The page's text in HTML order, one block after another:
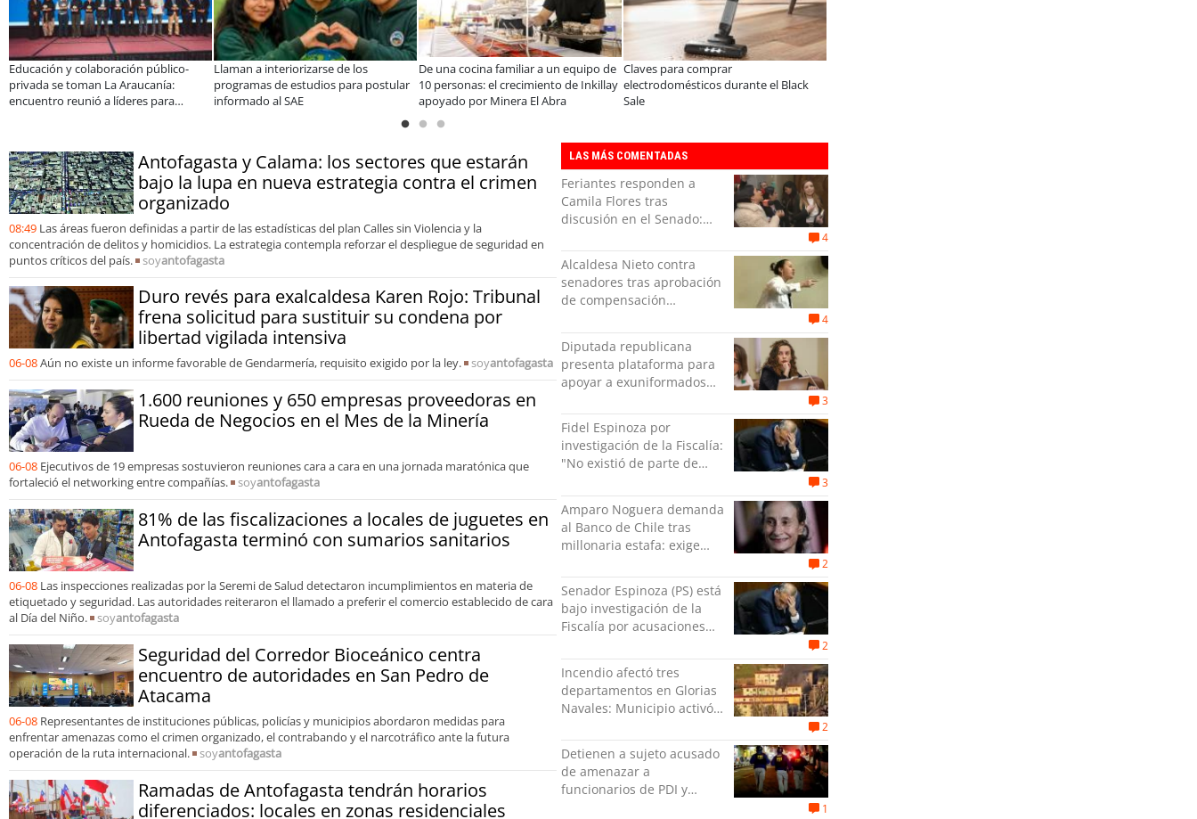
Educación y colaboración público-
privada se toman La Araucanía:
encuentro reunió a líderes para
Llaman a interiorizarse de los
programas de estudios para postular
informado al SAE
De una cocina familiar a un equipo de
10 personas: el crecimiento de Inkillay
apoyado por Minera El Abra
Claves para comprar
electrodomésticos durante el Black
Sale
Antofagasta y Calama: los sectores que estarán
bajo la lupa en nueva estrategia contra el crimen
organizado
08:49 Las áreas fueron definidas a partir de las estadísticas del plan Calles sin Violencia y la
concentración de delitos y homicidios. La estrategia contempla reforzar el despliegue de seguridad en
puntos críticos del país.
soyantofagasta
Duro revés para exalcaldesa Karen Rojo: Tribunal
frena solicitud para sustituir su condena por
libertad vigilada intensiva
06-08Aún no existe un informe favorable de Gendarmería, requisito exigido por la ley. soyantofagasta
1.600 reuniones y 650 empresas proveedoras en
Rueda de Negocios en el Mes de la Minería
06-08 Ejecutivos de 19 empresas sostuvieron reuniones cara a cara en una jornada maratónica que
fortaleció el networking entre compañías.
soyantofagasta
81% de las fiscalizaciones a locales de juguetes en
Antofagasta terminó con sumarios sanitarios
06-08 Las inspecciones realizadas por la Seremi de Salud detectaron incumplimientos en materia de
etiquetado y seguridad. Las autoridades reiteraron el llamado a preferir el comercio establecido de cara
al Día del Niño.
soyantofagasta
Seguridad del Corredor Bioceánico centra
encuentro de autoridades en San Pedro de
Atacama
06-08 Representantes de instituciones públicas, policías y municipios abordaron medidas para
enfrentar amenazas como el crimen organizado, el contrabando y el narcotráfico ante la futura
operación de la ruta internacional.
soyantofagasta
Ramadas de Antofagasta tendrán horarios
diferenciados: locales en zonas residenciales
LAS MÁS COMENTADAS
Feriantes responden a
Camila Flores tras
discusión en el Senado:
orgullo”
4
Alcaldesa Nieto contra
senadores tras aprobación
de compensación
indolente"
4
Diputada republicana
presenta plataforma para
apoyar a exuniformados
social
3
Fidel Espinoza por
investigación de la Fiscalía:
"No existió de parte de
violencia física ni verbal"
3
Amparo Noguera demanda
al Banco de Chile tras
millonaria estafa: exige
2
Senador Espinoza (PS) está
bajo investigación de la
Fiscalía por acusaciones
su pareja
2
Incendio afectó tres
departamentos en Glorias
Navales: Municipio activó
damnificadas
2
Detienen a sujeto acusado
de amenazar a
funcionarios de PDI y
1